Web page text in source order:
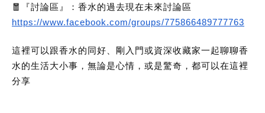
🧧『討論區』：香水的過去現在未來討論區
https://www.facebook.com/groups/775866489777763
這裡可以跟香水的同好、剛入門或資深收藏家一起聊聊香
水的生活大小事，無論是心情，或是驚奇，都可以在這裡
分享